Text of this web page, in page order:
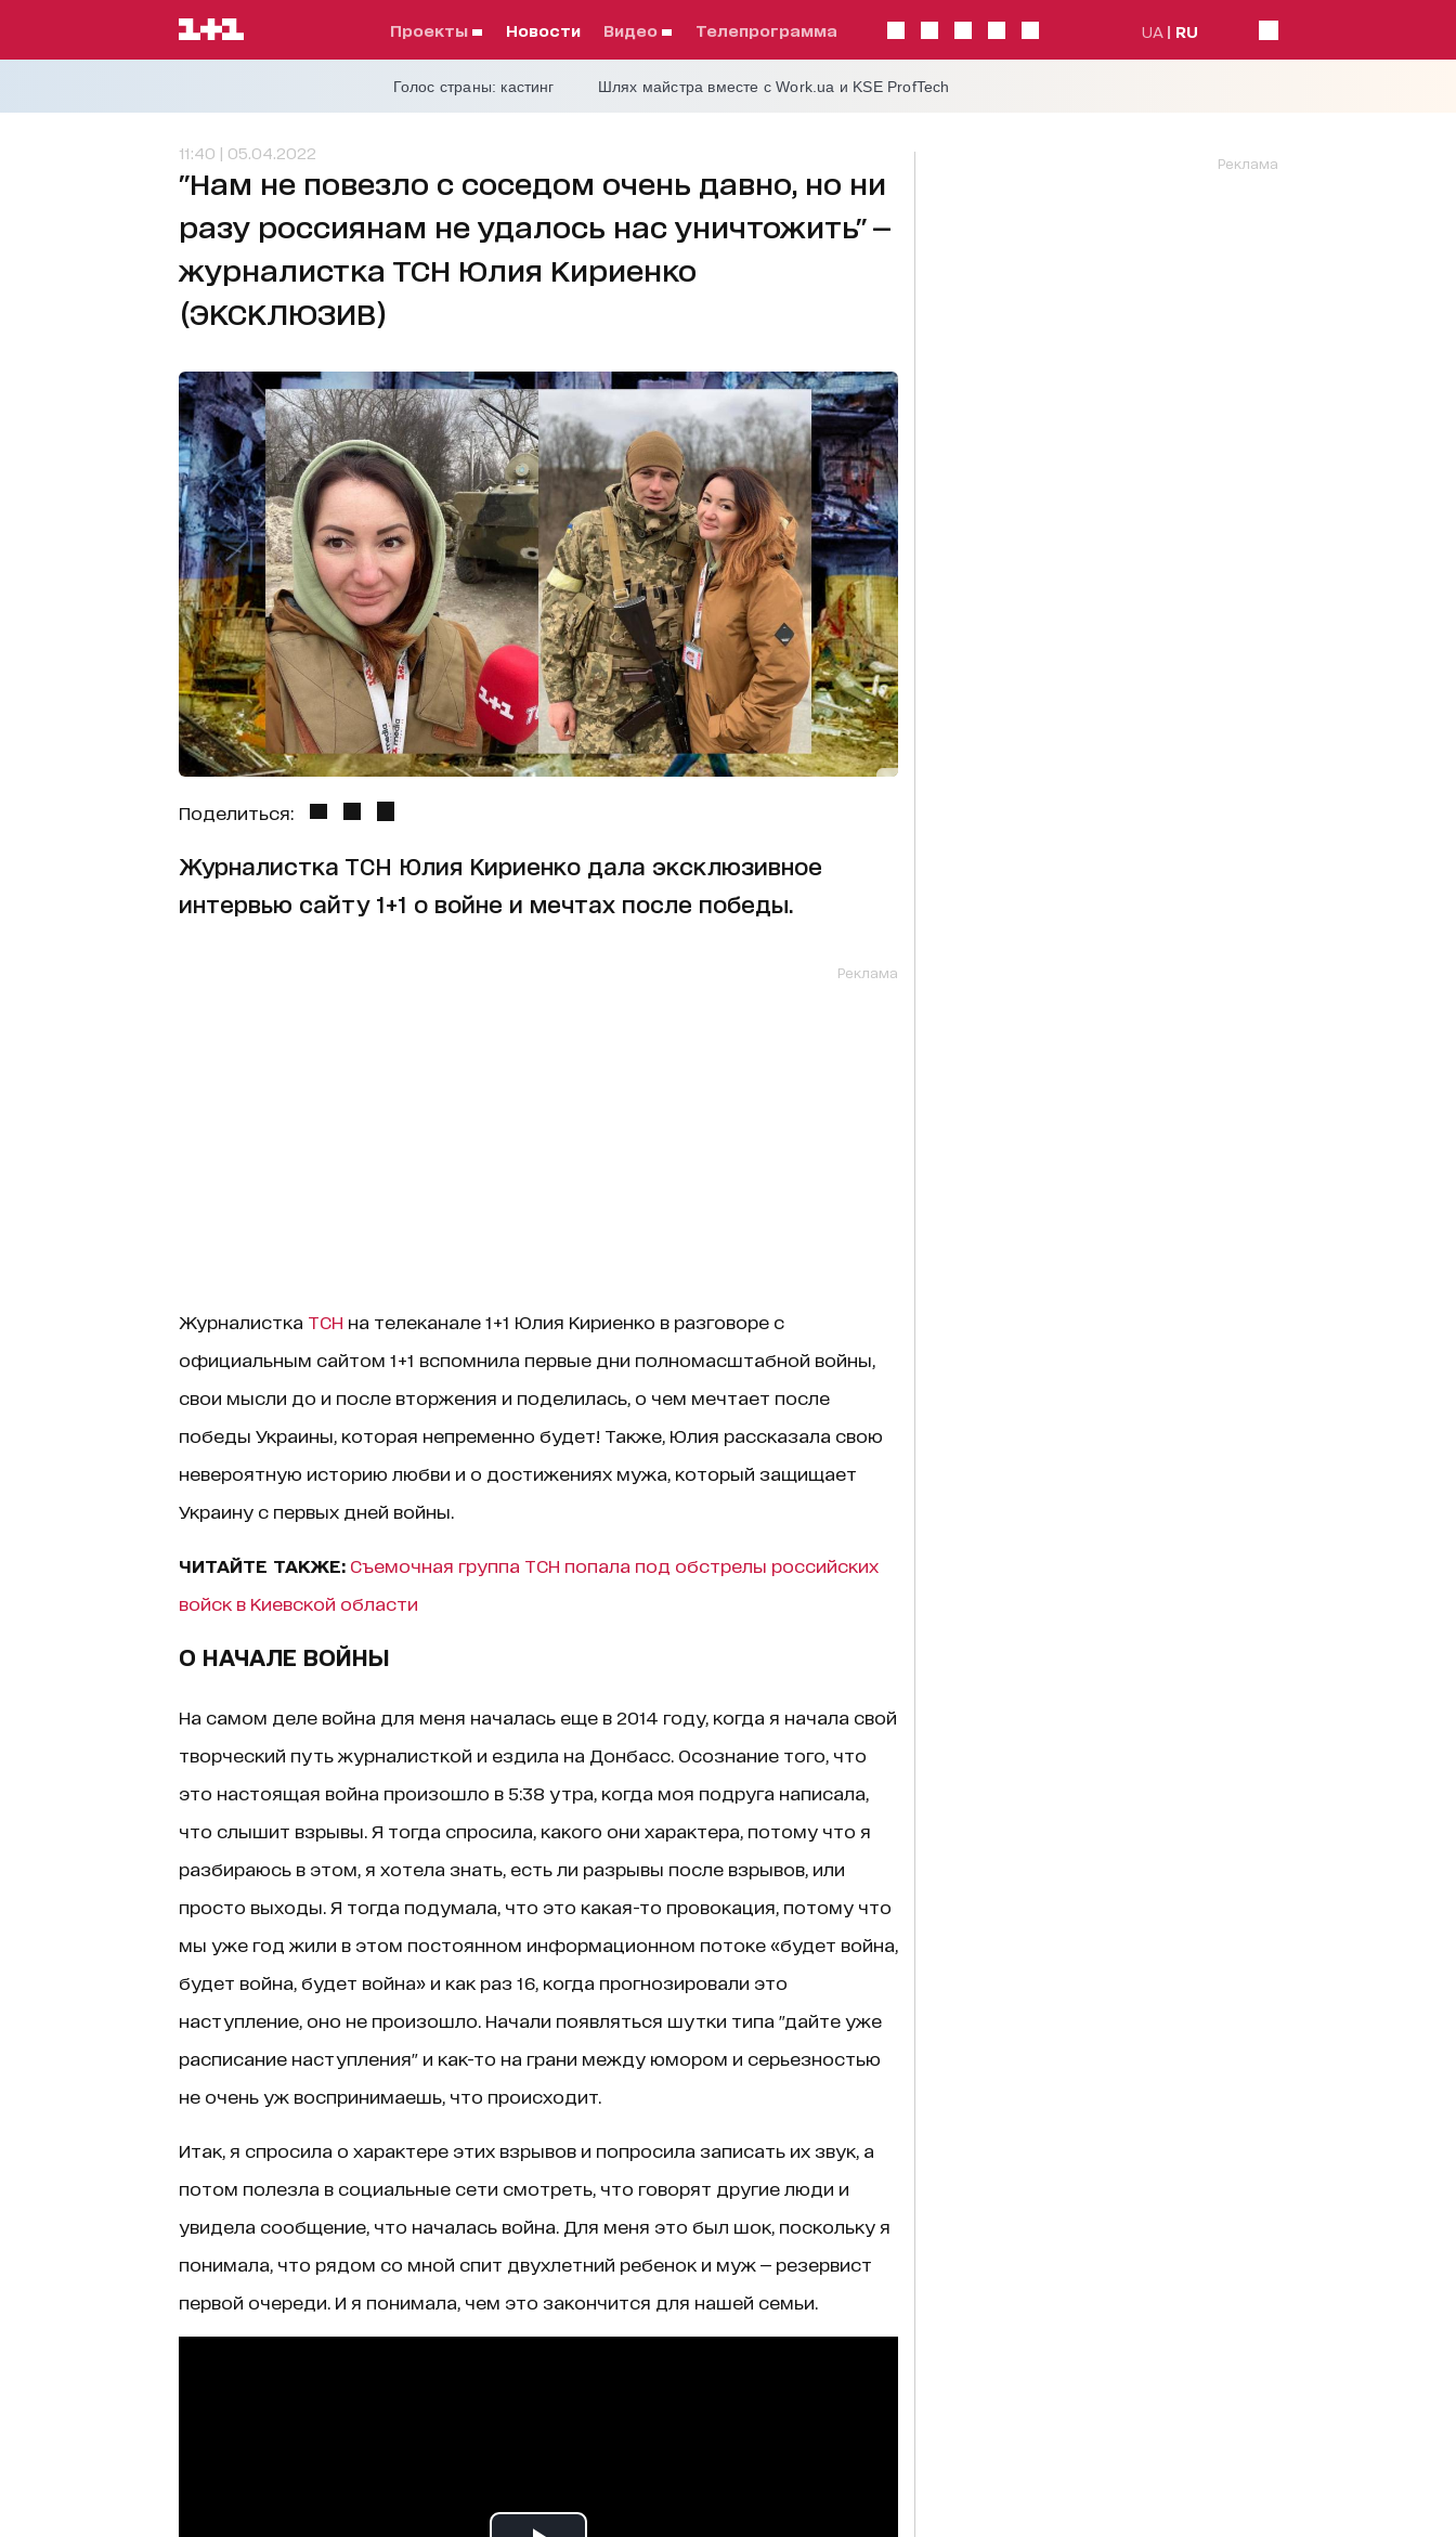
проекты Новости видео телепрограмма UA RU
Голос страны: кастинг Шлях майстра вместе с Work.ua и KSE ProfTech
11:40 | 05.04.2022
"Нам не повезло с соседом очень давно, но ни
разу россиянам не удалось нас уничтожить" —
журналистка ТСН Юлия Кириенко
(ЭКСКЛЮЗИВ)
Поделиться:
Журналистка ТСН Юлия Кириенко дала эксклюзивное
интервью сайту 1+1 о войне и мечтах после победы.
Реклама
Журналистка ТСН на телеканале 1+1 Юлия Кириенко в разговоре с
официальным сайтом 1+1 вспомнила первые дни полномасштабной войны,
свои мысли до и после вторжения и поделилась, о чем мечтает после
победы Украины, которая непременно будет! Также, Юлия рассказала свою
невероятную историю любви и о достижениях мужа, который защищает
Украину с первых дней войны.
ЧИТАЙТЕ ТАКЖЕ: Съемочная группа ТСН попала под обстрелы российских
войск в Киевской области
О НАЧАЛЕ ВОЙНЫ
На самом деле война для меня началась еще в 2014 году, когда я начала свой
творческий путь журналисткой и ездила на Донбасс. Осознание того, что
это настоящая война произошло в 5:38 утра, когда моя подруга написала,
что слышит взрывы. Я тогда спросила, какого они характера, потому что я
разбираюсь в этом, я хотела знать, есть ли разрывы после взрывов, или
просто выходы. Я тогда подумала, что это какая-то провокация, потому что
мы уже год жили в этом постоянном информационном потоке «будет война,
будет война, будет война» и как раз 16, когда прогнозировали это
наступление, оно не произошло. Начали появляться шутки типа "дайте уже
расписание наступления" и как-то на грани между юмором и серьезностью
не очень уж воспринимаешь, что происходит.
Итак, я спросила о характере этих взрывов и попросила записать их звук, а
потом полезла в социальные сети смотреть, что говорят другие люди и
увидела сообщение, что началась война. Для меня это был шок, поскольку я
понимала, что рядом со мной спит двухлетний ребенок и муж — резервист
первой очереди. И я понимала, чем это закончится для нашей семьи.
Реклама